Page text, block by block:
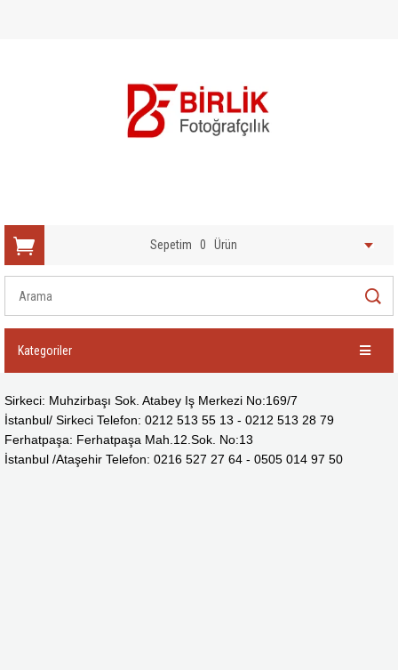
Sepetim 0 Ürün
Kategoriler
Sirkeci: Muhzirbaşı Sok. Atabey Iş Merkezi No:169/7
İstanbul/ Sirkeci Telefon: 0212 513 55 13 - 0212 513 28 79
Ferhatpaşa: Ferhatpaşa Mah.12.Sok. No:13
İstanbul /Ataşehir Telefon: 0216 527 27 64 - 0505 014 97 50